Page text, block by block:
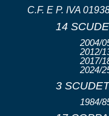
C.F. E P. IVA
14
2004/
2012/
2017/
2024/
3
1984/